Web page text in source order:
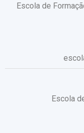
Escola de
Escola